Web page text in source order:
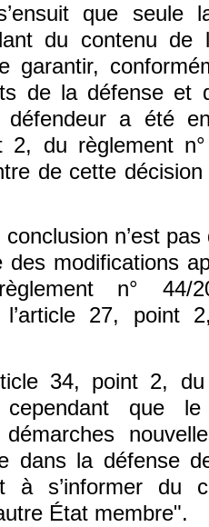
que seule
du contenu de
garantir,
de la défense et
défendeur a été
2, du règlement
de cette
n’est
des modifications
n° 44/
l’article 27, point
34, point 2,
cependant que
démarches
dans la défense
à s’informer du
État membre".